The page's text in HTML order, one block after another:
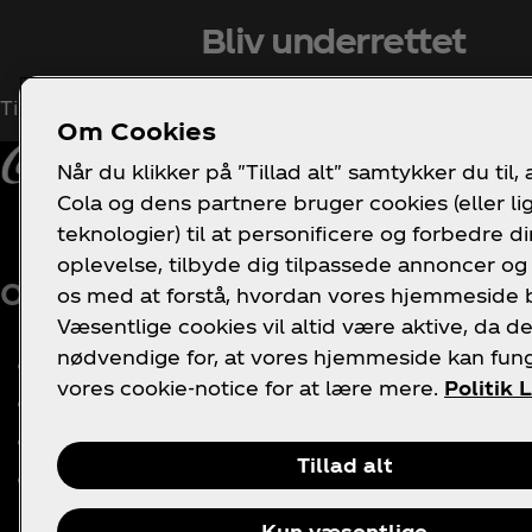
Bliv underrettet
Tilmeld dig nu for at få eksklusiv adgang til alt om
Om os
Vores firma
Nyheder
Historie
Ledige stillinger
Brug for hjælp?
FAQ
Sitemap
Kontakt os
Om Cookies
Når du klikker på "Tillad alt" samtykker du til,
Cola og dens partnere bruger cookies (eller
teknologier) til at personificere og forbedre
oplevelse, tilbyde dig tilpassede annoncer
os med at forstå, hvordan vores hjemmeside
Væsentlige cookies vil altid være aktive, da
nødvendige for, at vores hjemmeside kan
vores cookie-notice for at lære mere. Politik
Tillad alt